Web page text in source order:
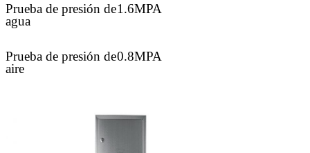
Prueba de presión de
agua
1.6MPA
Prueba de presión de
aire
0.8MPA